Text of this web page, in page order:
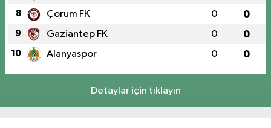
8 Çorum FK 0 0
9 Gaziantep FK 0 0
10 Alanyaspor 0 0
Detaylar için tıklayın